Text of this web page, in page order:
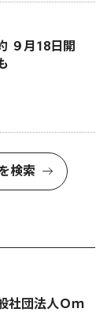
９月18日開
検索
社団法人Ｏｍ